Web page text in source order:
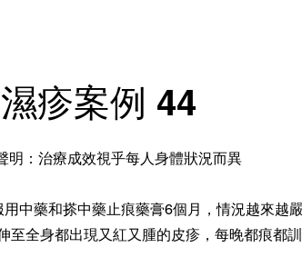
濕疹案例 44
明：治療成效視乎每人身體狀況而異
中藥和搽中藥止痕藥膏6個月，情況越來越
至全身都出現又紅又腫的皮疹，每晚都痕都訓